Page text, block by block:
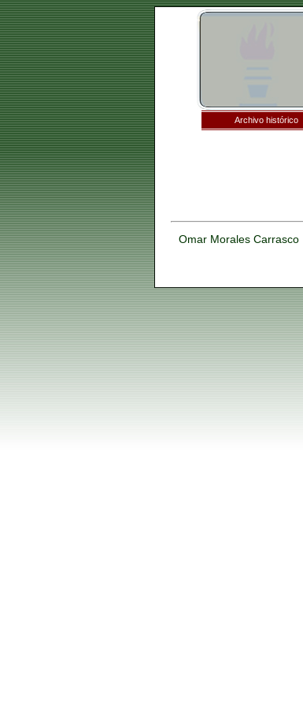
Archivo histórico
Omar Morales Carrasco